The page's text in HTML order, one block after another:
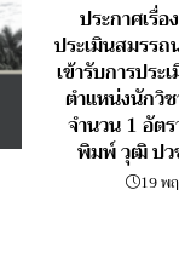
ประกาศเรื่
ประเมินสมรร
เข้ารับการปร
ตำแหน่งนักวิ
จำนวน 1 อัต
พิมพ์ วุฒิ ปว
19 พ